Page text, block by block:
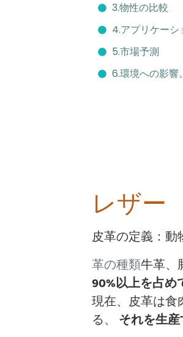
3.物性の比較
4.アプリケーシ
5.市場予測
6.環境への影響。
レザー
皮革の定義：動
革の種類牛革、
90%以上を占め
現在、皮革は食
る、 それを生